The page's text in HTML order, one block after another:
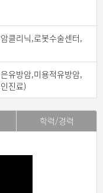
클리닉,로봇수술센터,
유방암,미용적유방암,
진료)
학력/경력